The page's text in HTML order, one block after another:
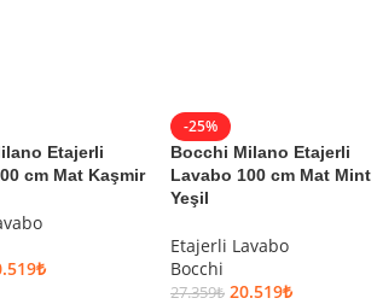
71 cm Mat Siyah
Etajerli
cm Mat Kaşmir
₺
-25%
Bocchi Milano Etajerli
Lavabo 100 cm Mat Mint
Yeşil
Etajerli Lavabo
Bocchi
27.359₺ 20.519₺